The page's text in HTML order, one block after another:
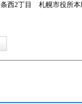
西2丁目 札幌市役所本